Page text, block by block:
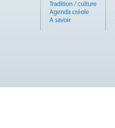
Tradition / culture
Agenda créole
A savoir